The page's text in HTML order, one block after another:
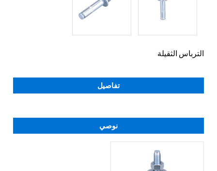
الترباس الثقيلة
تفاصيل
نوصي